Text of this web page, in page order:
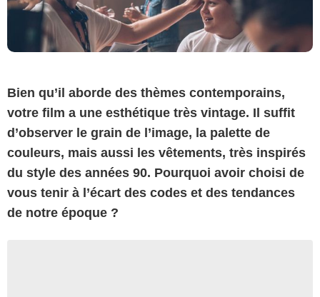
Bien qu’il aborde des thèmes contemporains,
votre film a une esthétique très vintage. Il suffit
d’observer le grain de l’image, la palette de
couleurs, mais aussi les vêtements, très inspirés
du style des années 90. Pourquoi avoir choisi de
vous tenir à l’écart des codes et des tendances
de notre époque ?